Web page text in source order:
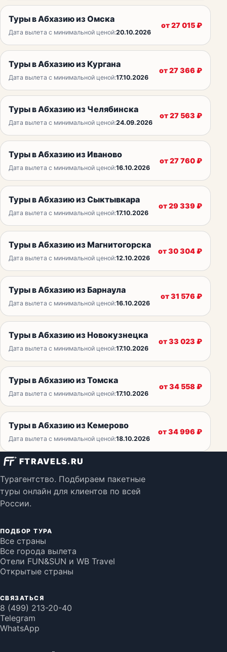
Туры в Абхазию из Омска
Дата вылета с минимальной ценой:20.10.2026
от27 015₽
Туры в Абхазию из Кургана
Дата вылета с минимальной ценой:17.10.2026
от27 366 ₽
Туры в Абхазию из Челябинска
Дата вылета с минимальной ценой:24.09.2026
от27 563 ₽
Туры в Абхазию из Иваново
Дата вылета с минимальной ценой:16.10.2026
от27 760₽
Туры в Абхазию из Сыктывкара
Дата вылета с минимальной ценой:17.10.2026
от29 339 ₽
Туры в Абхазию из Магнитогорска
Дата вылета с минимальной ценой:12.10.2026
от30 304₽
Туры в Абхазию из Барнаула
Дата вылета с минимальной ценой:16.10.2026
от31 576 ₽
Туры в Абхазию из Новокузнецка
Дата вылета с минимальной ценой:17.10.2026
от33 023 ₽
Туры в Абхазию из Томска
Дата вылета с минимальной ценой:17.10.2026
от34 558 ₽
Туры в Абхазию из Кемерово
Дата вылета с минимальной ценой:18.10.2026
от34 996 ₽
FTRAVELS.RU
Турагентство. Подбираем пакетные
туры онлайн для клиентов по всей
России.
ПОДБОР ТУРА
Все страны
Все города вылета
Отели FUN&SUN и WB Travel
Открытые страны
СВЯЗАТЬСЯ
8 (499) 213-20-40
Telegram
WhatsApp